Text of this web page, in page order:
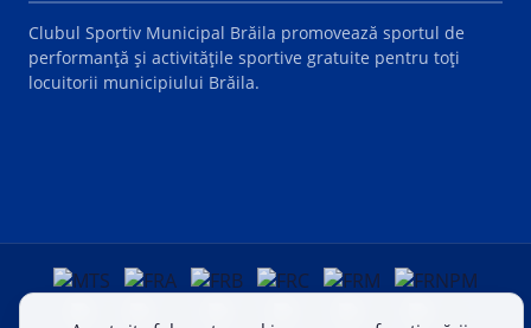
Clubul Sportiv Municipal Brăila promovează sportul de
performanță și activitățile sportive gratuite pentru toți
locuitorii municipiului Brăila.